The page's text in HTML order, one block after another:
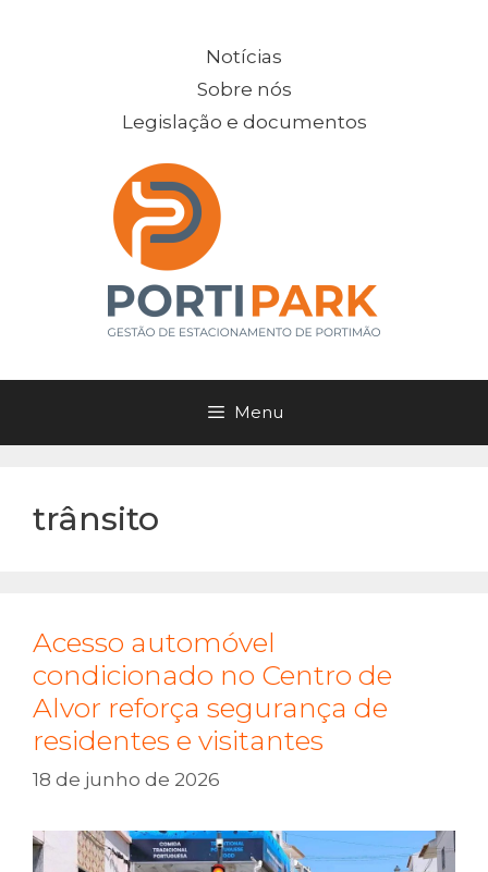
Notícias
Sobre nós
Legislação e documentos
Menu
trânsito
Acesso automóvel
condicionado no Centro de
Alvor reforça segurança de
residentes e visitantes
18 de junho de 2026